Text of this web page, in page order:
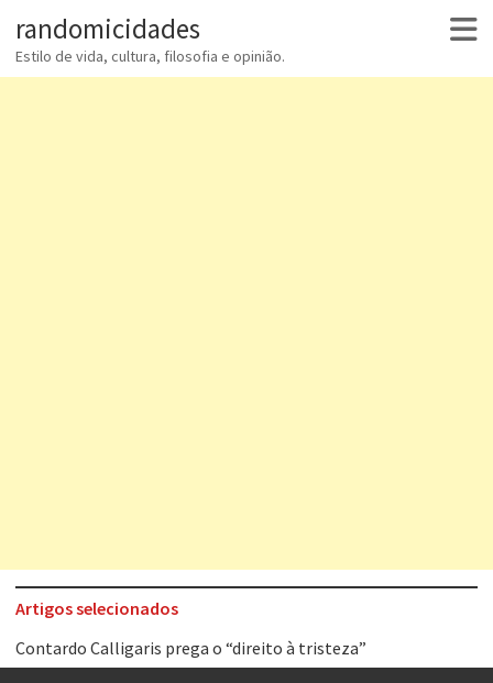
randomicidades
Estilo de vida, cultura, filosofia e opinião.
Artigos selecionados
Contardo Calligaris prega o “direito à tristeza”